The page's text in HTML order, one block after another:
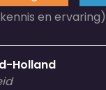
en
Holland